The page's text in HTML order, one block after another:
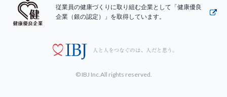
従業員の健康づくりに取り組む企業として「健康優良
企業（銀の認定）」を取得しています。
© IBJ Inc.All rights reserved.